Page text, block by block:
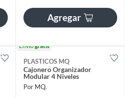
Agregar
Envíogratis
PLASTICOS MQ
Cajonero Organizador
Modular 4 Niveles
Por MQ.